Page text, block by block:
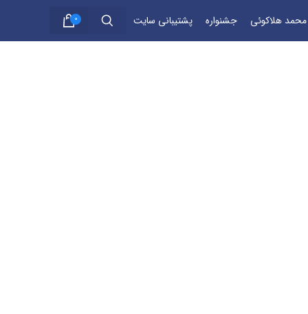
محمد هلاکوئی جشنواره پشتیبانی سایت 0